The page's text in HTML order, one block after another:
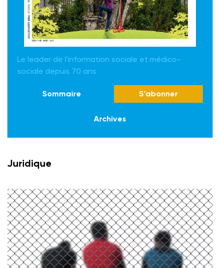
Le leader de l'information sociale et médico-
sociale depuis 70 ans
Sommaire S'abonner
Archives
Juridique